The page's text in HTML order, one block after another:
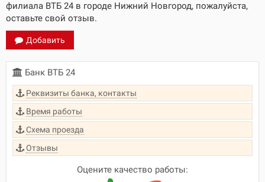
филиала ВТБ 24 в городе Нижний Новгород, пожалуйста,
оставьте свой отзыв.
Добавить
Банк ВТБ 24
Реквизиты банка, контакты
Время работы
Схема проезда
Отзывы
Оцените качество работы: